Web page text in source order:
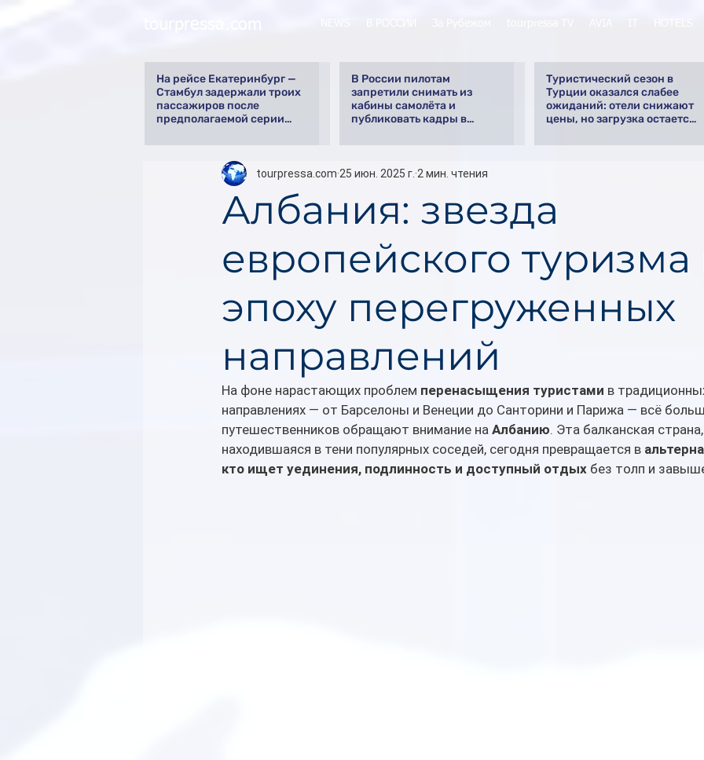
На рейсе Екатеринбург —
Стамбул задержали троих
пассажиров после
предполагаемой серии
В России пилотам
запретили снимать из
кабины самолёта и
публиковать кадры в
Туристический сезон в
Турции оказался слабее
ожиданий: отели снижают
цены, но загрузка остается
Албания: звезда
европейского туризма
эпоху перегруженных
направлений
tourpressa.com 25 июн. 2025 г. 2 мин. чтения
На фоне нарастающих проблем перенасыщения туристами в
направлениях — от Барселоны и Венеции до Санторини и Парижа — всё
путешественников обращают внимание на Албанию. Эта балканская
находившаяся в тени популярных соседей, сегодня превращается в
кто ищет уединения, подлинность и доступный отдых без толп и